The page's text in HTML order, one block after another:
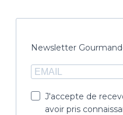
Newsletter
J'accepte de
avoir pris